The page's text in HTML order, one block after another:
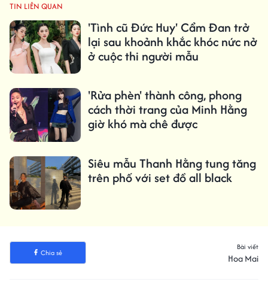
TIN LIÊN QUAN
'Tình cũ Đức Huy' Cẩm Đan trở
lại sau khoảnh khắc khóc nức nở
ở cuộc thi người mẫu
'Rửa phèn' thành công, phong
cách thời trang của Minh Hằng
giờ khó mà chê được
Siêu mẫu Thanh Hằng tung tăng
trên phố với set đồ all black
Chia sẻ
Bài viết
Hoa Mai